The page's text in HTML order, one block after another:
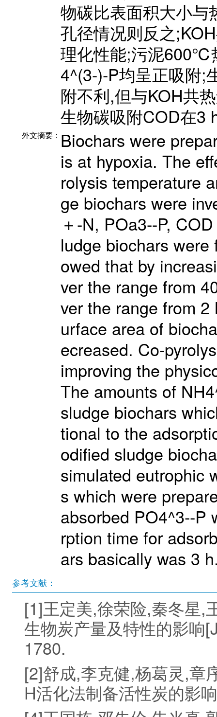
物碳比表面积大小与
孔径情况则反之
理化性能;污泥600℃
4^(3-)-P均呈正吸附;
附不利,但与KOH共
生物碳吸附COD在3
外文摘要： Biochars were
is at hypoxia. The
rolysis temperature
ge biochars were
＋-N, POa3--P,
ludge biochars
owed that by
ver the range from
ver the range from
urface area of
ecreased. Co-
improving the
The amounts of
sludge biochars
tional to the
odified sludge
simulated eutrophic
s which were
absorbed PO4^3--P
rption time for
ars basically was 3
参考文献：
[1]王定美,徐荣险,秦冬星,
生物炭产量及特性的影响
1780.
[2]舒成,李克健,杨葛灵,章
H活化法制备活性炭的影